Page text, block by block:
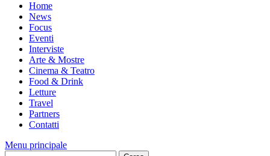
Home
News
Focus
Eventi
Interviste
Arte & Mostre
Cinema & Teatro
Food & Drink
Letture
Travel
Partners
Contatti
Menu principale